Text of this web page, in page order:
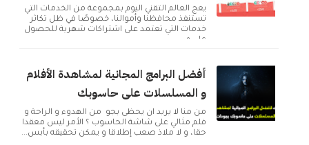
يعج العالم التقني اليوم بمجموعة من الخدمات التي
تستنفذ محافظنا وأموالنا، خصوصًا في ظل تكاثر
خدمات التي تعتمد على اشتراكات شهرية للحصول
على م...
أفضل البرامج المجانية لمشاهدة الأفلام
و المسلسلات على حاسوبك
من منا لا يريد ان يحظى بجو من الهدوء و الراحة و
فلم مثالي على شاشة الحاسوب ؟ الأمر ليس معقدا
حقا، و لا ملاذ صعب إطلاقا و يمكن تحقيقه بأبس...